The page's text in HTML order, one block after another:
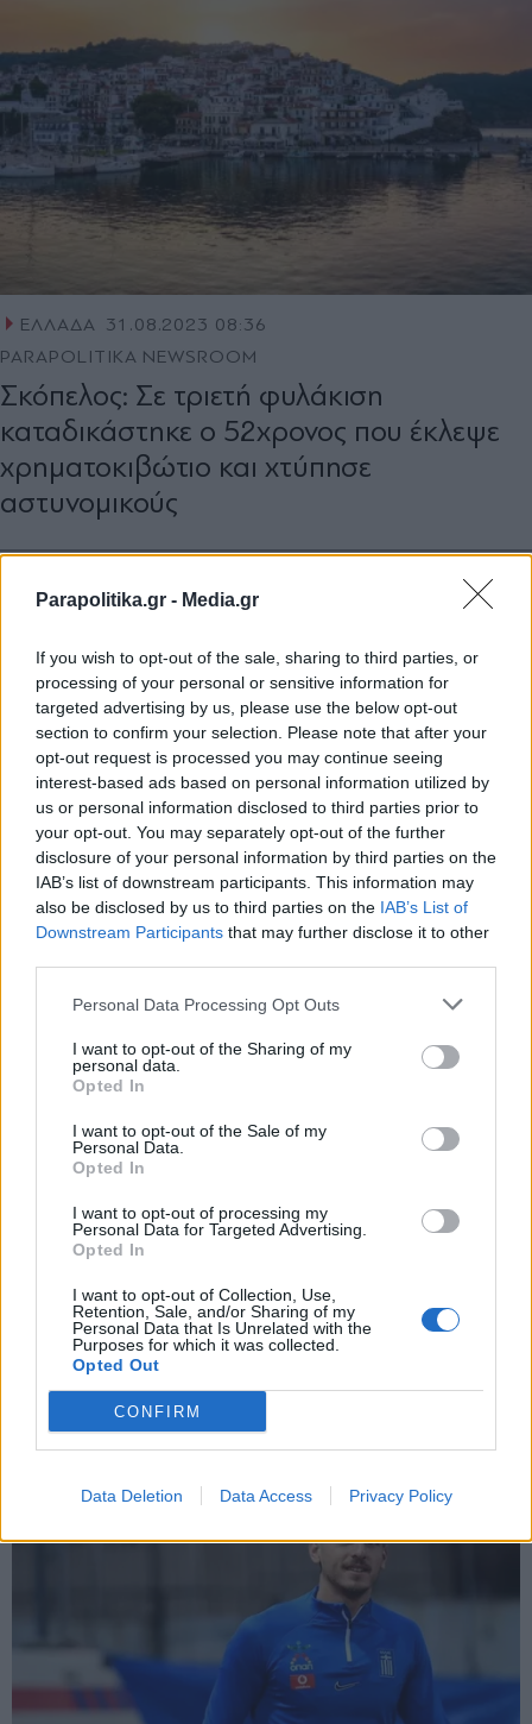
Parapolitika.gr - Media.gr
If you wish to opt-out of the sale, sharing to third parties, or
processing of your personal or sensitive information for
targeted advertising by us, please use the below opt-out
section to confirm your selection. Please note that after your
opt-out request is processed you may continue seeing
interest-based ads based on personal information utilized by
us or personal information disclosed to third parties prior to
your opt-out. You may separately opt-out of the further
disclosure of your personal information by third parties on the
IAB’s list of downstream participants. This information may
also be disclosed by us to third parties on the IAB’s List of
Downstream Participants that may further disclose it to other
Personal Data Processing Opt Outs
I want to opt-out of the Sharing of my
personal data.
Opted In
I want to opt-out of the Sale of my
Personal Data.
Opted In
I want to opt-out of processing my
Personal Data for Targeted Advertising.
Opted In
I want to opt-out of Collection, Use,
Retention, Sale, and/or Sharing of my
Personal Data that Is Unrelated with the
Purposes for which it was collected.
Opted Out
CONFIRM
Data Deletion Data Access Privacy Policy
ΕΛΛΑΔΑ 31.08.2023 08:36
PARAPOLITIKA NEWSROOM
Σκόπελος: Σε τριετή φυλάκιση
καταδικάστηκε ο 52χρονος που έκλεψε
χρηματοκιβώτιο και χτύπησε
αστυνομικούς
Εγγραφή στο newsletter
Αποδέχομαι τους
και την πολιτική απορρήτου
X